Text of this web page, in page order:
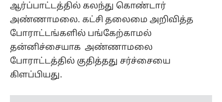
ஆர்ப்பாட்டத்தில் கலந்து கொண்டார்
அண்ணாமலை. கட்சி தலைமை அறிவித்த
போராட்டங்களில் பங்கேற்காமல்
தன்னிச்சையாக அண்ணாமலை
போராட்டத்தில் குதித்தது சர்ச்சையை
கிளப்பியது.